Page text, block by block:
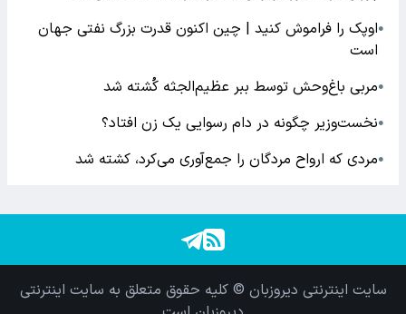
●اوپک را فراموش کنید | چین اکنون قدرت بزرگ نفتی جهان
است
●مربی باغ‌وحش توسط ببر عظیم‌الجثه کُشته شد
●نخست‌وزیر چگونه در دام رسوایی یک زن افتاد؟
●مردی که ارواح مردگان را جمع‌آوری می‌کرد، کشته شد
سایت اینترنتی دیروزبان © کلیه حقوق متعلق به سایت اینترنتی